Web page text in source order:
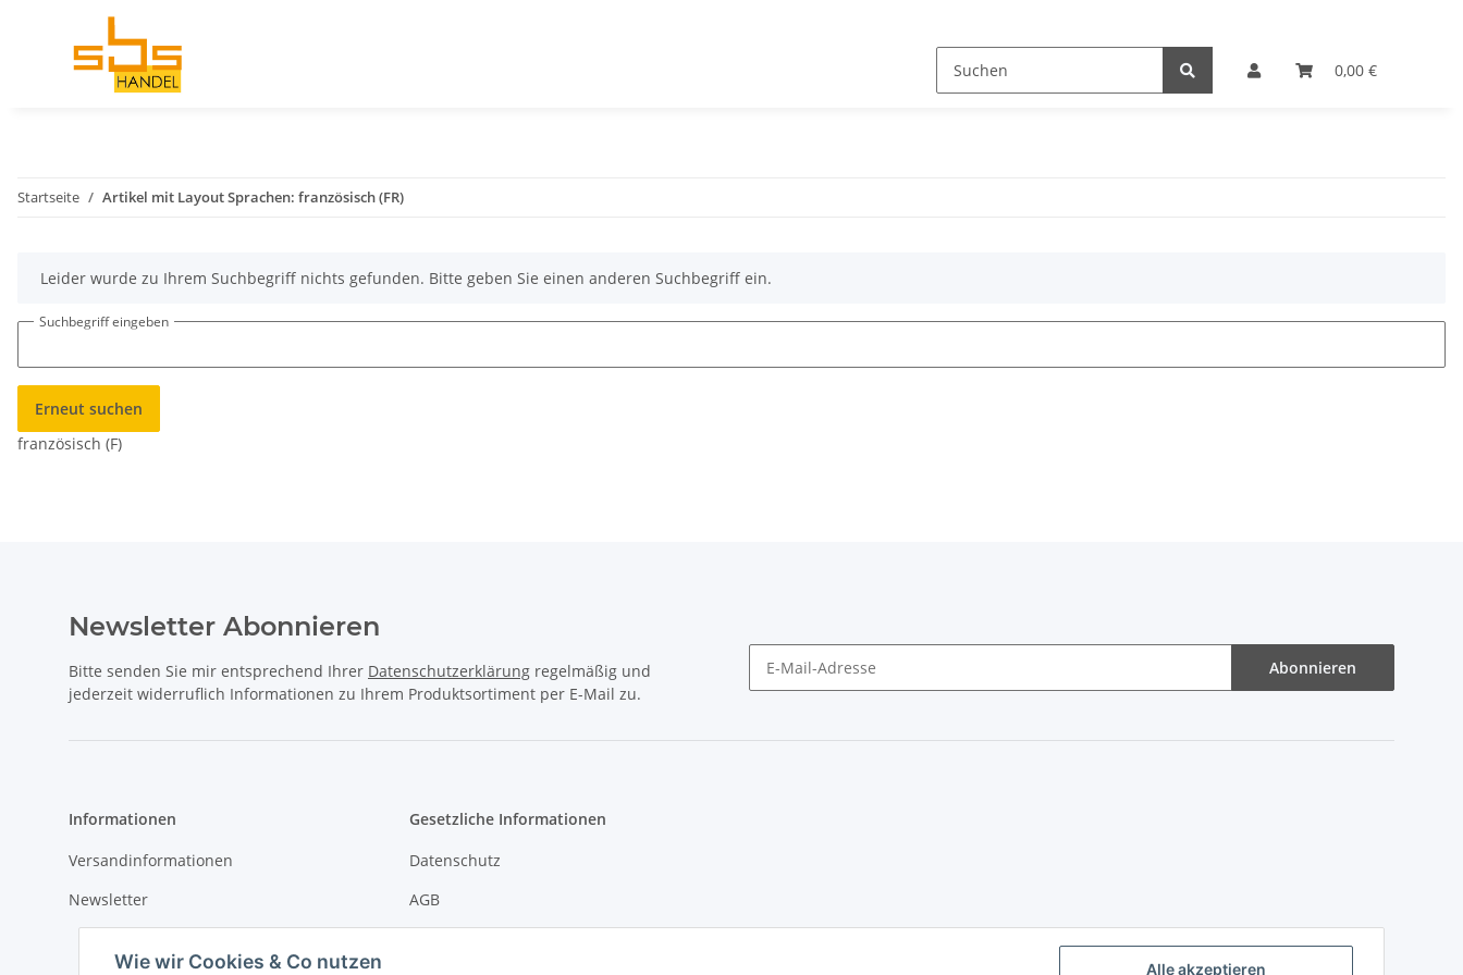
0,00 €
Startseite Artikel mit Layout Sprachen: französisch (FR)
xLeider wurde zu Ihrem Suchbegriff nichts gefunden. Bitte geben Sie einen anderen Suchbegriff ein.
Suchbegriff eingeben
Erneut suchen
französisch (F)
Newsletter Abonnieren
Bitte senden Sie mir entsprechend Ihrer Datenschutzerklärung regelmäßig und
jederzeit widerruflich Informationen zu Ihrem Produktsortiment per E-Mail zu.
Abonnieren
Informationen
Versandinformationen
Newsletter
Gesetzliche Informationen
Datenschutz
AGB
Wie wir Cookies & Co nutzen Alle akzeptieren